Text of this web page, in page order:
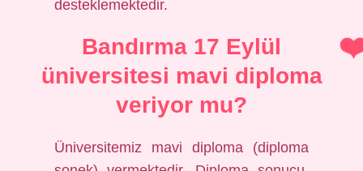
desteklemektedir.
Bandırma 17 Eylül
üniversitesi mavi diploma
veriyor mu?
Üniversitemiz mavi diploma (diploma